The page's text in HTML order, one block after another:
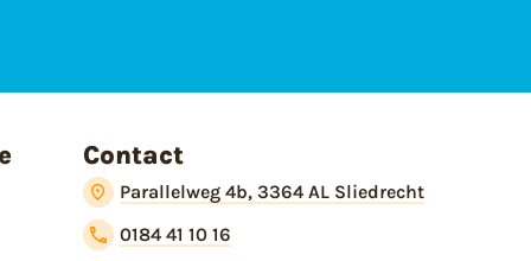
Contact
Parallelweg 4b, 3364 AL Sliedrecht
0184 41 10 16